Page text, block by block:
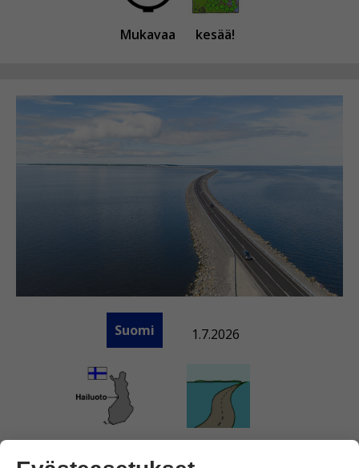
Mukavaa kesää!
Suomi 1.7.2026
Hailuotoon pääsee nyt tietä pitkin